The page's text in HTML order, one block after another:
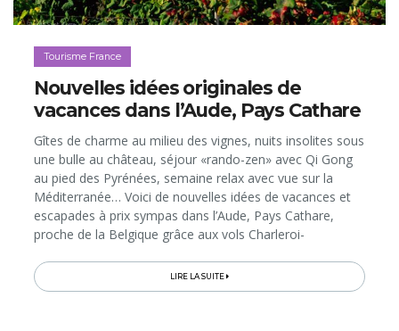
Tourisme France
Nouvelles idées originales de
vacances dans l’Aude, Pays Cathare
Gîtes de charme au milieu des vignes, nuits insolites sous
une bulle au château, séjour «rando-zen» avec Qi Gong
au pied des Pyrénées, semaine relax avec vue sur la
Méditerranée… Voici de nouvelles idées de vacances et
escapades à prix sympas dans l’Aude, Pays Cathare,
proche de la Belgique grâce aux vols Charleroi-
LIRE LA SUITE